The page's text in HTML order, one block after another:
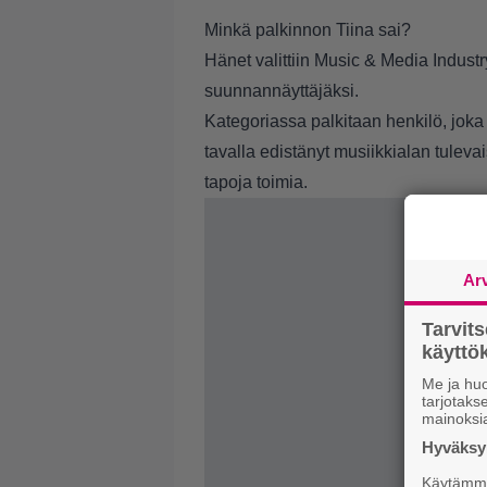
Minkä palkinnon Tiina sai?
Hänet valittiin Music & Media
suunnannäyttäjäksi.
Kategoriassa palkitaan henkilö,
tavalla edistänyt musiikkialan
tapoja toimia.
Me ja